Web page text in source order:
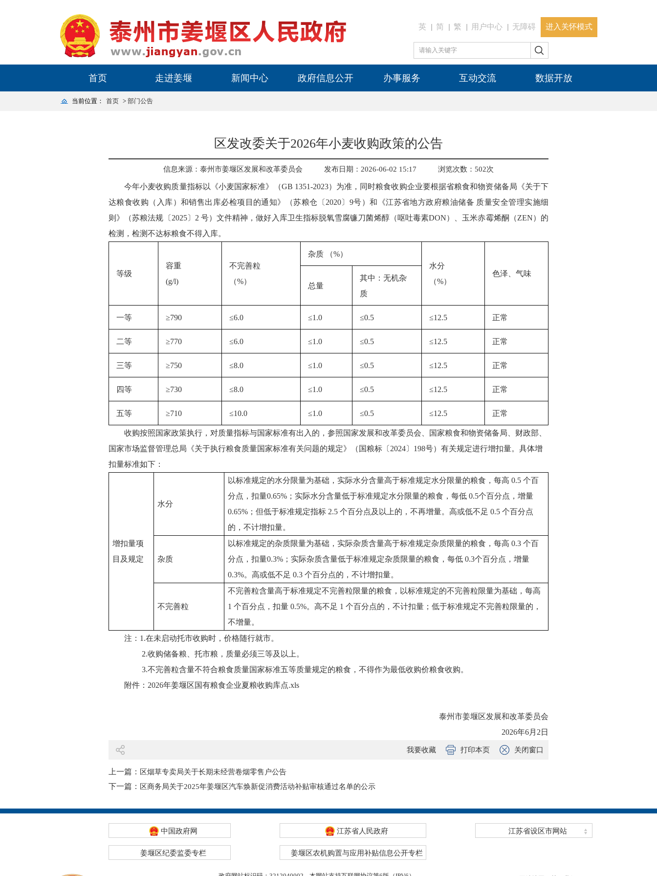
英 简 繁 用户中心 无障碍 进入关怀模式
首页 走进姜堰 新闻中心 政府信息公开 办事服务 互动交流 数据开放
当前位置： 首页 > 部门公告
区发改委关于2026年小麦收购政策的公告
信息来源：泰州市姜堰区发展和改革委员会 发布日期：2026-06-02 15:17 浏览次数： 502次
今年小麦收购质量指标以《小麦国家标准》（GB 1351-2023）为准，同时粮食收购企业要根据省粮食和物资储备局《关于下
达粮食收购（入库）和销售出库必检项目的通知》（苏粮仓〔2020〕9号）和《江苏省地方政府粮油储备 质量安全管理实施细
则》（苏粮法规〔2025〕2 号）文件精神，做好入库卫生指标脱氧雪腐镰刀菌烯醇（呕吐毒素DON）、玉米赤霉烯酮（ZEN）的
检测，检测不达标粮食不得入库。
等级
容重
(g/l)
不完善粒
（%）
杂质 （%）
水分
（%）
色泽、气味
总量
其中：无机杂
质
一等 ≥790 ≤6.0 ≤1.0 ≤0.5 ≤12.5 正常
二等 ≥770 ≤6.0 ≤1.0 ≤0.5 ≤12.5 正常
三等 ≥750 ≤8.0 ≤1.0 ≤0.5 ≤12.5 正常
四等 ≥730 ≤8.0 ≤1.0 ≤0.5 ≤12.5 正常
五等 ≥710 ≤10.0 ≤1.0 ≤0.5 ≤12.5 正常
收购按照国家政策执行，对质量指标与国家标准有出入的，参照国家发展和改革委员会、国家粮食和物资储备局、财政部、
国家市场监督管理总局《关于执行粮食质量国家标准有关问题的规定》（国粮标〔2024〕198号）有关规定进行增扣量。具体增
扣量标准如下：
增扣量项
目及规定
水分
以标准规定的水分限量为基础，实际水分含量高于标准规定水分限量的粮食，每高 0.5 个百
分点，扣量0.65%；实际水分含量低于标准规定水分限量的粮食，每低 0.5个百分点，增量
0.65%；但低于标准规定指标 2.5 个百分点及以上的，不再增量。高或低不足 0.5 个百分点
的，不计增扣量。
杂质
以标准规定的杂质限量为基础，实际杂质含量高于标准规定杂质限量的粮食，每高 0.3 个百
分点，扣量0.3%；实际杂质含量低于标准规定杂质限量的粮食，每低 0.3个百分点，增量
0.3%。高或低不足 0.3 个百分点的，不计增扣量。
不完善粒
不完善粒含量高于标准规定不完善粒限量的粮食，以标准规定的不完善粒限量为基础，每高
1 个百分点，扣量 0.5%。高不足 1 个百分点的，不计扣量；低于标准规定不完善粒限量的，
不增量。
注：1.在未启动托市收购时，价格随行就市。
2.收购储备粮、托市粮，质量必须三等及以上。
3.不完善粒含量不符合粮食质量国家标准五等质量规定的粮食，不得作为最低收购价粮食收购。
附件： 2026年姜堰区国有粮食企业夏粮收购库点.xls
泰州市姜堰区发展和改革委员会
2026年6月2日
我要收藏 打印本页 关闭窗口
上一篇： 区烟草专卖局关于长期未经营卷烟零售户公告
下一篇： 区商务局关于2025年姜堰区汽车焕新促消费活动补贴审核通过名单的公示
中国政府网 江苏省人民政府 江苏省设区市网站
姜堰区纪委监委专栏 姜堰区农机购置与应用补贴信息公开专栏